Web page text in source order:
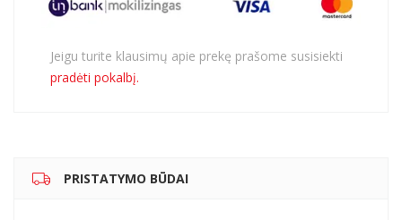
Jeigu turite klausimų apie prekę prašome susisiekti
pradėti pokalbį.
PRISTATYMO BŪDAI